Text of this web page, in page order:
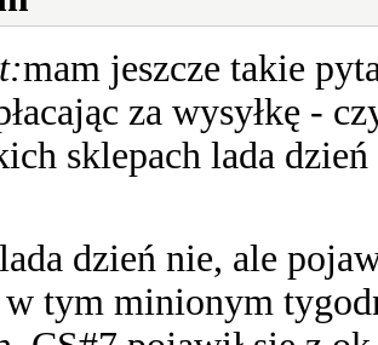
mam jeszcze takie
za wysyłkę -
sklepach lada dzień
dzień nie, ale
tym minionym